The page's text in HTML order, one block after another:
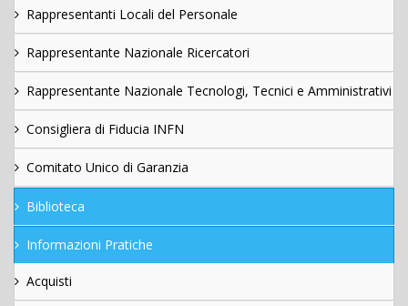
Rappresentanti Locali del Personale
Rappresentante Nazionale Ricercatori
Rappresentante Nazionale Tecnologi, Tecnici e Amministrativi
Consigliera di Fiducia INFN
Comitato Unico di Garanzia
Biblioteca
Informazioni Pratiche
Acquisti